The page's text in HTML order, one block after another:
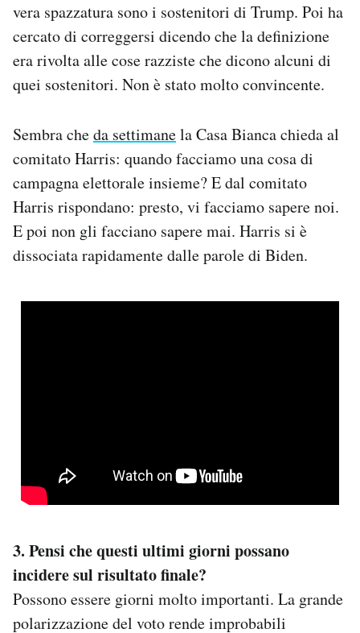
vera spazzatura sono i sostenitori di Trump. Poi ha
cercato di correggersi dicendo che la definizione
era rivolta alle cose razziste che dicono alcuni di
quei sostenitori. Non è stato molto convincente.
Sembra cheda settimanela Casa Bianca chieda al
comitato Harris: quando facciamo una cosa di
campagna elettorale insieme? E dal comitato
Harris rispondano: presto, vi facciamo sapere noi.
E poi non gli facciano sapere mai. Harris si è
dissociata rapidamente dalle parole di Biden.
3. Pensi che questi ultimi giorni possano
incidere sul risultato finale?
Possono essere giorni molto importanti. La grande
polarizzazione del voto rende improbabili